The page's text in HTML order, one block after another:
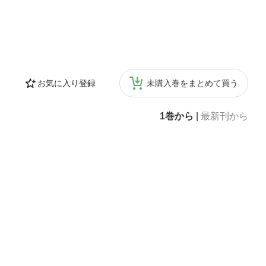
お気に入り登録 未購入巻をまとめて買う
1巻から 最新刊から